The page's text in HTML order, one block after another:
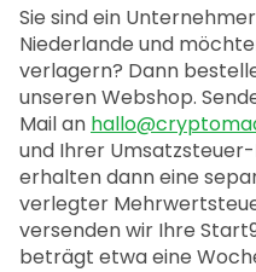
Sie sind ein
Niederlande und
verlagern? Dann
unseren Webshop.
Mail an
und Ihrer
erhalten dann eine
verlegter
versenden wir Ihre
beträgt etwa eine